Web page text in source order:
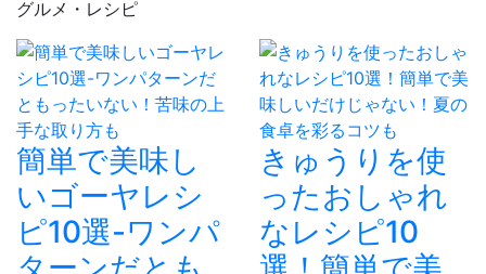
グルメ・レシピ
簡単で美味し
いゴーヤレシ
ピ10選-ワンパ
きゅうりを使
ったおしゃれ
なレシピ10